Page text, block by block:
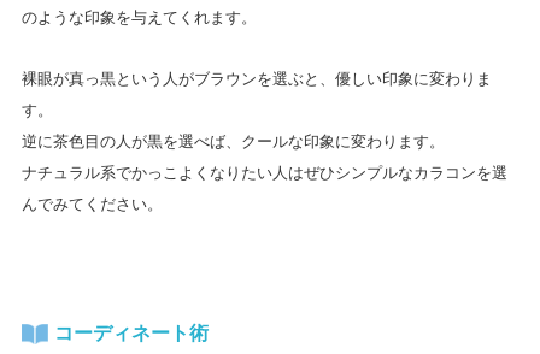
のような印象を与えてくれます。
裸眼が真っ黒という人がブラウンを選ぶと、優しい印象に変わりま
す。
逆に茶色目の人が黒を選べば、クールな印象に変わります。
ナチュラル系でかっこよくなりたい人はぜひシンプルなカラコンを選
んでみてください。
コーディネート術